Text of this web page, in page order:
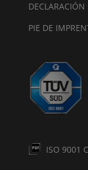
PIE DE
ISO 9001